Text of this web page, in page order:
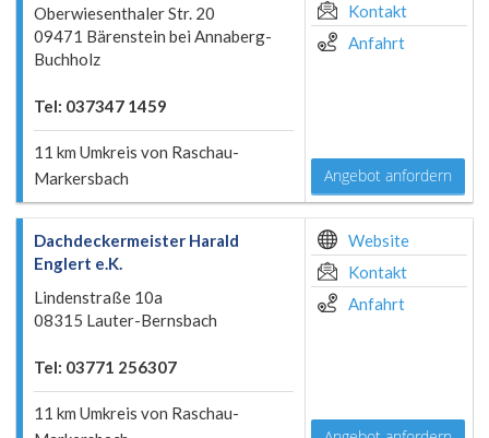
Oberwiesenthaler Str. 20
09471 Bärenstein bei Annaberg-
Buchholz
Tel: 037347 1459
11 km Umkreis von Raschau-
Markersbach
Kontakt
Anfahrt
Angebot anfordern
Dachdeckermeister Harald
Englert e.K.
Lindenstraße 10a
08315 Lauter-Bernsbach
Tel: 03771 256307
11 km Umkreis von Raschau-
Website
Kontakt
Anfahrt